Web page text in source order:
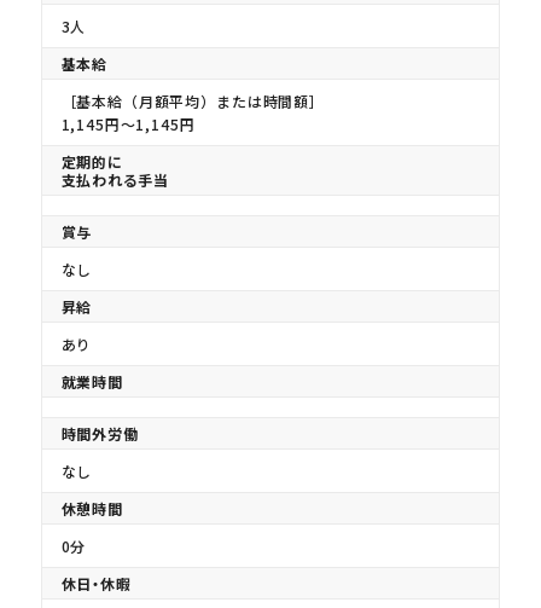
3人
基本給
［基本給（月額平均）または時間額］
1,145円〜1,145円
定期的に
支払われる手当
賞与
なし
昇給
あり
就業時間
時間外労働
なし
休憩時間
0分
休日・休暇